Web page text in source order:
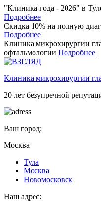
"Клиника года - 2026" в
Подробнее
Скидка 10% на полную
Подробнее
Клиника микрохирургии
офтальмологии Подробнее
Клиника микрохирургии
20 лет безупречной
Ваш город:
Москва
Тулa
Москва
Новомосковск
Наш адрес: